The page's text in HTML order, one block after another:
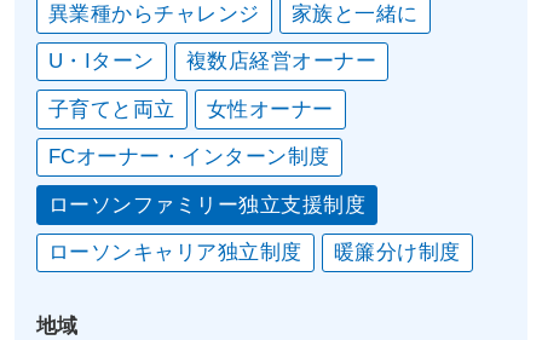
異業種からチャレンジ
家族と一緒に
U・Iターン 複数店経営オーナー
子育てと両立 女性オーナー
FCオーナー・インターン制度
ローソンファミリー独立支援制度
ローソンキャリア独立制度 暖簾分け制度
地域